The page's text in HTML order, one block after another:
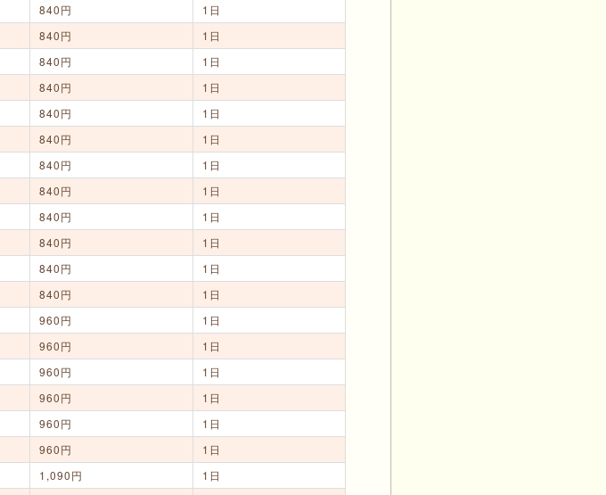
840円
1日
840円
1日
840円
1日
840円
1日
840円
1日
840円
1日
840円
1日
840円
1日
840円
1日
840円
1日
840円
1日
840円
1日
960円
1日
960円
1日
960円
1日
960円
1日
960円
1日
960円
1日
1,090円
1日